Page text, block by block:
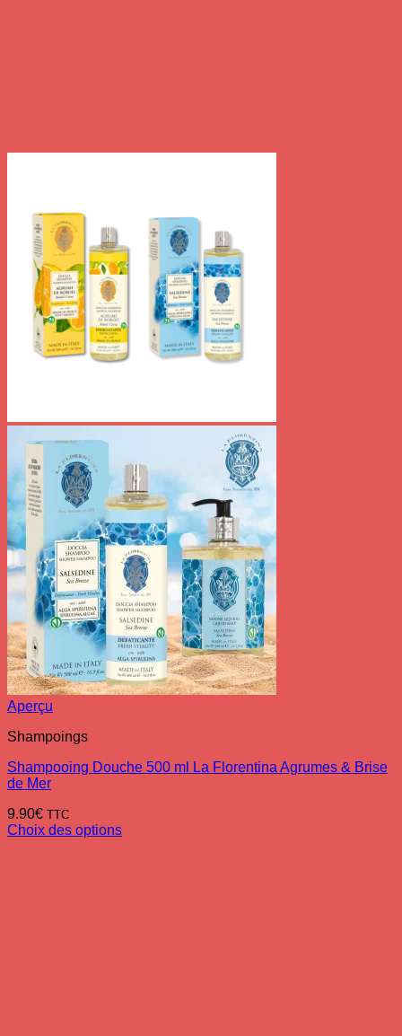
Aperçu
Shampoings
Shampooing Douche 500 ml La Florentina Agrumes & Brise
de Mer
9.90€ TTC
Choix des options